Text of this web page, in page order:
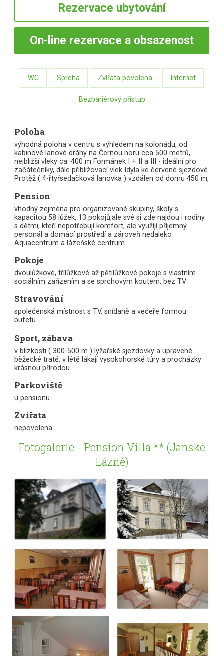
Rezervace ubytování
On-line rezervace a obsazenost
WC Sprcha Zvířata povolena Internet
Bezbariérový přístup
Poloha
výhodná poloha v centru s výhledem na kolonádu, od
kabinové lanové dráhy na Černou horu cca 500 metrů,
nejbližší vleky ca. 400 m Formánek I + II a III - ideální pro
začátečníky, dále přibližovací vlek Idyla ke červené sjezdové
Protěž ( 4-řtyřsedačková lanovka ) vzdálen od domu 450 m,
Pension
vhodný zejména pro organizované skupiny, školy s
kapacitou 58 lůžek, 13 pokojů,ale své si zde najdou i rodiny
s dětmi, kteří nepotřebují komfort, ale využíjí příjemný
personál a domácí prostředí a zároveň nedaleko
Aquacentrum a lázeňské centrum
Pokoje
dvoulůžkové, třílůžkové až pětilůžkové pokoje s vlastním
sociálním zařízením a se sprchovým koutem, bez TV
Stravování
společenská místnost s TV, snídaně a večeře formou
bufetu
Sport, zábava
v blízkosti ( 300-500 m ) lyžařské sjezdovky a upravené
běžecké tratě, v létě lákají vysokohorské túry a procházky
krásnou přírodou
Parkoviště
u pensionu
Zvířata
nepovolena
Fotogalerie - Pension Villa ** (Janské
Lázně)